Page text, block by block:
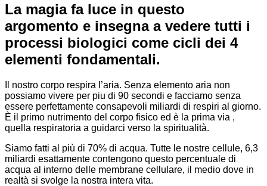
La magia fa luce in questo
argomento e insegna a vedere tutti i
processi biologici come cicli dei 4
elementi fondamentali.
Il nostro corpo respira l’aria. Senza elemento aria non
possiamo vivere per piu di 90 secondi e facciamo senza
essere perfettamente consapevoli miliardi di respiri al giorno.
È il primo nutrimento del corpo fisico ed è la prima via ,
quella respiratoria a guidarci verso la spiritualità.
Siamo fatti al più di 70% di acqua. Tutte le nostre cellule, 6,3
miliardi esattamente contengono questo percentuale di
acqua al interno delle membrane cellulare, il medio dove in
realtà si svolge la nostra intera vita.